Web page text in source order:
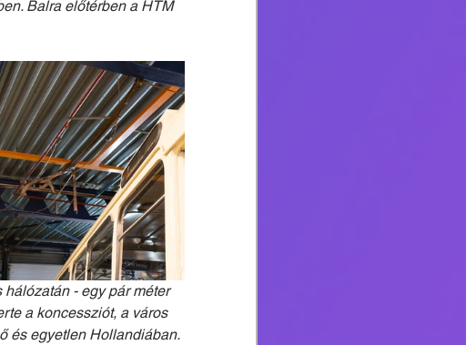
Balra előtérben a HTM
- egy pár méter
a koncessziót, a város
és egyetlen Hollandiában.